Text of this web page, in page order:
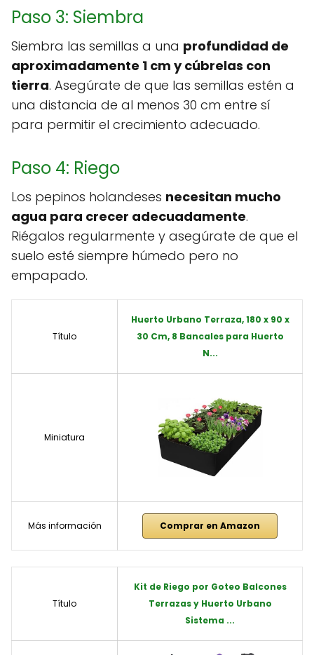
Paso 3: Siembra
Siembra las semillas a una profundidad de
aproximadamente 1 cm y cúbrelas con
tierra. Asegúrate de que las semillas estén a
una distancia de al menos 30 cm entre sí
para permitir el crecimiento adecuado.
Paso 4: Riego
Los pepinos holandeses necesitan mucho
agua para crecer adecuadamente.
Riégalos regularmente y asegúrate de que el
suelo esté siempre húmedo pero no
empapado.
Título
Huerto Urbano Terraza, 180 x 90 x
30 Cm, 8 Bancales para Huerto
N...
Miniatura
Más información Comprar en Amazon
Título
Kit de Riego por Goteo Balcones
Terrazas y Huerto Urbano
Sistema ...